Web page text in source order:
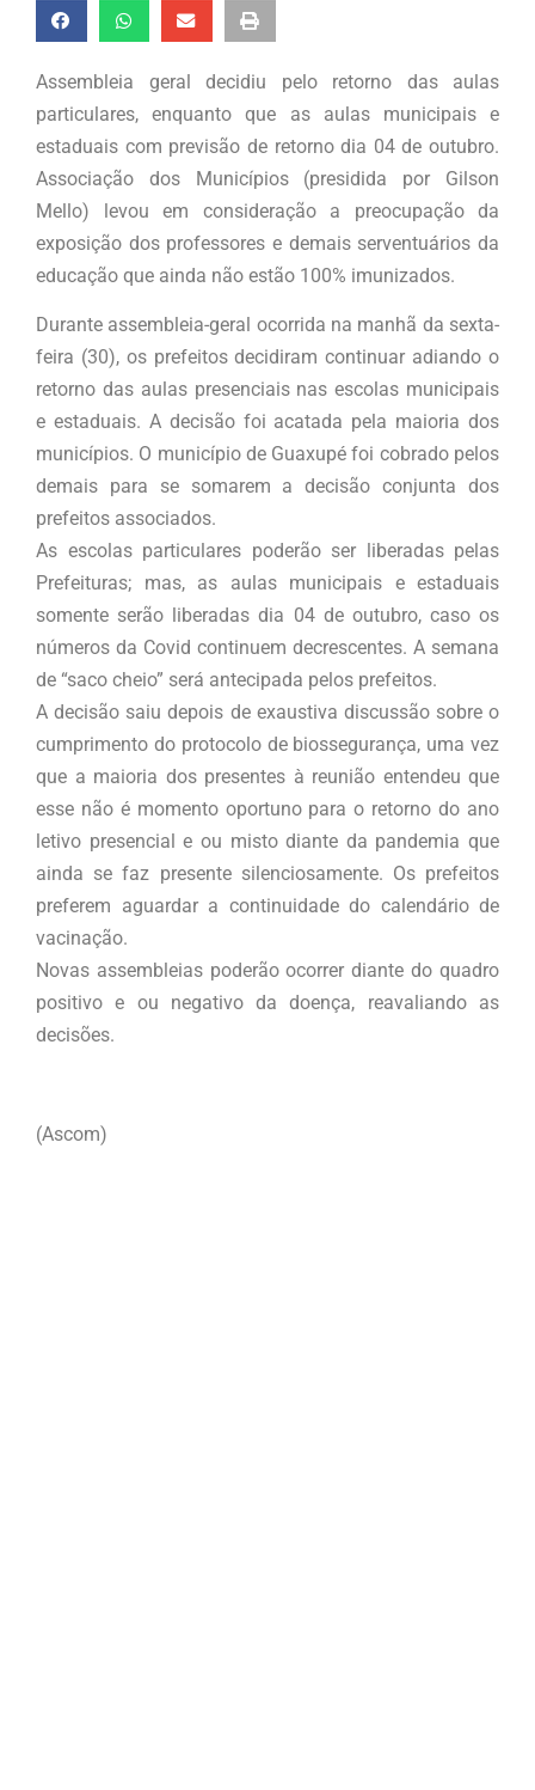
Assembleia geral decidiu pelo retorno das aulas
particulares, enquanto que as aulas municipais e
estaduais com previsão de retorno dia 04 de outubro.
Associação dos Municípios (presidida por Gilson
Mello) levou em consideração a preocupação da
exposição dos professores e demais serventuários da
educação que ainda não estão 100% imunizados.
Durante assembleia-geral ocorrida na manhã da sexta-
feira (30), os prefeitos decidiram continuar adiando o
retorno das aulas presenciais nas escolas municipais
e estaduais. A decisão foi acatada pela maioria dos
municípios. O município de Guaxupé foi cobrado pelos
demais para se somarem a decisão conjunta dos
prefeitos associados.
As escolas particulares poderão ser liberadas pelas
Prefeituras; mas, as aulas municipais e estaduais
somente serão liberadas dia 04 de outubro, caso os
números da Covid continuem decrescentes. A semana
de “saco cheio” será antecipada pelos prefeitos.
A decisão saiu depois de exaustiva discussão sobre o
cumprimento do protocolo de biossegurança, uma vez
que a maioria dos presentes à reunião entendeu que
esse não é momento oportuno para o retorno do ano
letivo presencial e ou misto diante da pandemia que
ainda se faz presente silenciosamente. Os prefeitos
preferem aguardar a continuidade do calendário de
vacinação.
Novas assembleias poderão ocorrer diante do quadro
positivo e ou negativo da doença, reavaliando as
decisões.
(Ascom)